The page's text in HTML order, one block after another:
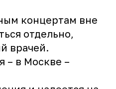
концертам вне
отдельно,
врачей.
– в Москве –